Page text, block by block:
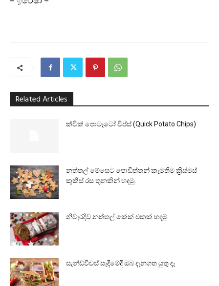
Related Articles
ක්වික් පොටෑටෝ චිප්ස් (Quick Potato Chips)
නත්තල් මේසෙට පොඩිත්තන් කැමතිම ක්‍රිස්මස්
කුකීස් රස තුනකින් හදමු.
නිවැරදිව නත්තල් කේක් එකක් හදමු.
සැන්ඩ්විචස් සෑදීමේදී ඔබ දැනගත යුතු දෑ